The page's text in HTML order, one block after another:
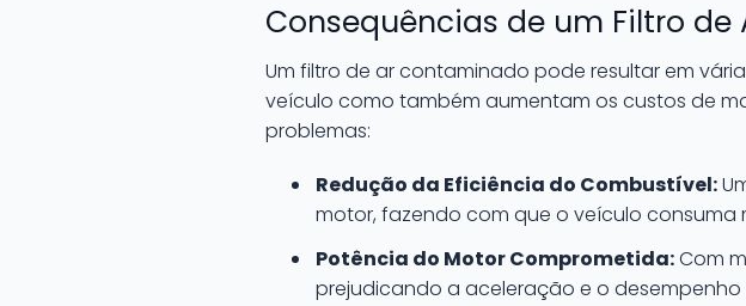
Consequências de um Filtro
Um filtro de ar contaminado pode resultar em
veículo como também aumentam os custos de
problemas:
Redução da Eficiência do Combustível:
motor, fazendo com que o veículo consuma
Potência do Motor Comprometida:Com
prejudicando a aceleração e o desempenho